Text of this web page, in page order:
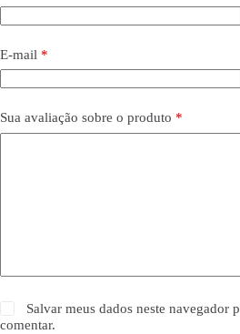
E-mail *
Sua avaliação sobre o produto *
Salvar meus dados neste navegador
comentar.